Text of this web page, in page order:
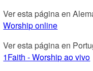
Ver esta página en
Worship online
Ver esta página en
1Faith - Worship ao vivo